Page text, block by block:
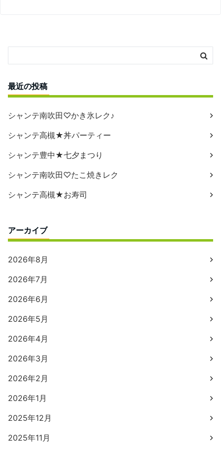
最近の投稿
シャンテ南吹田♡かき氷レク♪
シャンテ高槻★丼パーティー
シャンテ豊中★七夕まつり
シャンテ南吹田♡たこ焼きレク
シャンテ高槻★お寿司
アーカイブ
2026年8月
2026年7月
2026年6月
2026年5月
2026年4月
2026年3月
2026年2月
2026年1月
2025年12月
2025年11月